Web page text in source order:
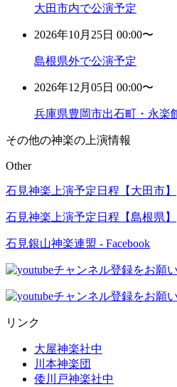
大田市内で公演予定
2026年10月25日 00:00〜
島根県外で公演予定
2026年12月05日 00:00〜
兵庫県豊岡市出石町・永楽
その他の神楽の上演情報
Other
石見神楽上演予定日程【大田市】
石見神楽上演予定日程【島根県】
石見銀山神楽連盟 - Facebook
リンク
大屋神楽社中
川本神楽団
倭川戸神楽社中